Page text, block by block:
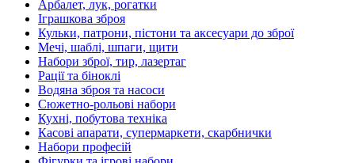
Арбалет, лук, рогатки
Іграшкова зброя
Кульки, патрони, пістони та аксесуари до зброї
Мечі, шаблі, шпаги, щити
Набори зброї, тир, лазертаг
Рації та біноклі
Водяна зброя та насоси
Сюжетно-рольові набори
Кухні, побутова техніка
Касові апарати, супермаркети, скарбнички
Набори професій